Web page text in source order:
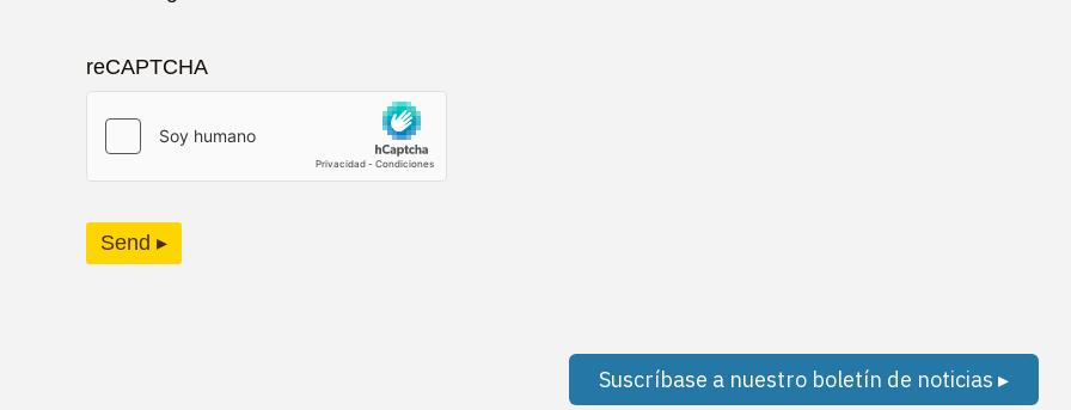
reCAPTCHA
Send ▸
Suscríbase a nuestro boletín de noticias ▸